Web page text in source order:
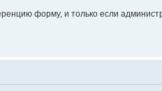
форму, и только если